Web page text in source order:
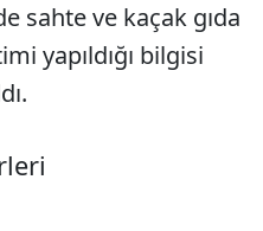
sahte ve kaçak gıda
yapıldığı bilgisi